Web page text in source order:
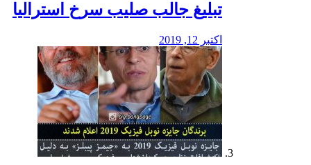
تبلیغ جالب صلیب سرخ استرالیا
اکتبر 12, 2019